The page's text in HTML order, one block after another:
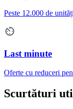
Peste 12.000 de
Last minute
Oferte cu reduceri
Scurtături